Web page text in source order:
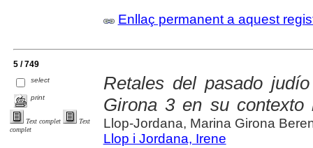
Enllaç permanent a aquest
5 / 749
select
print
Text complet
Text
complet
Retales del pasado
Girona 3 en su contexto
Llop-Jordana, Marina Girona
Llop i Jordana, Irene